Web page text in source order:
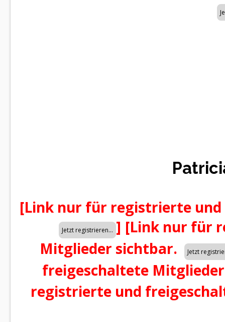
[Link nur für registrierte
] [Link nur für
Mitglieder sichtbar.
freigeschaltete
registrierte und